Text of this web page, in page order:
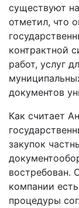
существуют
отметил, что
контрактной
работ, услуг
документов
Как считает
закупок
востребован.
компании
процедуры